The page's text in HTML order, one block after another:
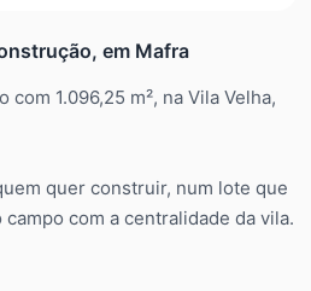
em Mafra
1.096,25 m², na Vila Velha,
quer construir, num lote que
com a centralidade da vila.